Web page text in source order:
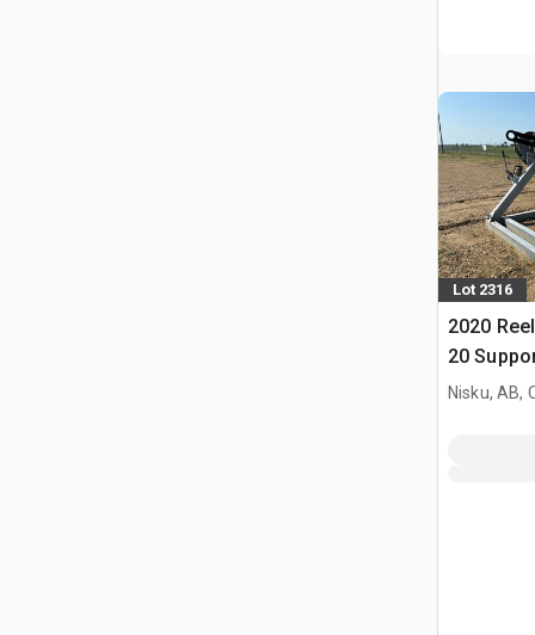
Lot 2316
2020
20
Nisku, AB,